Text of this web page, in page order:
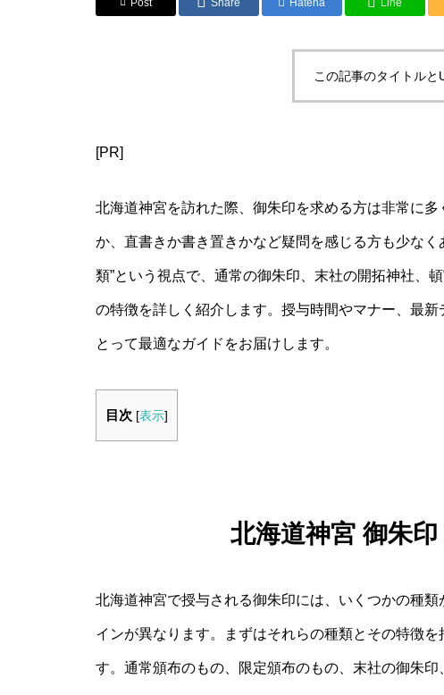
Post Share Hatena Line
この記事のタイトルと
[PR]
北海道神宮を訪れた際、御朱印を求める方は非常に
か、直書きか書き置きかなど疑問を感じる方も少な
類”という視点で、通常の御朱印、末社の開拓神社、
の特徴を詳しく紹介します。授与時間やマナー、最
とって最適なガイドをお届けします。
目次 [表示]
北海道神宮 御朱
北海道神宮で授与される御朱印には、いくつかの種
インが異なります。まずはそれらの種類とその特徴
す。通常頒布のもの、限定頒布のもの、末社の御朱印